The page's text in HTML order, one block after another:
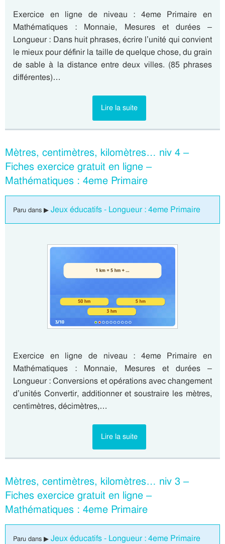
Exercice en ligne de niveau : 4eme Primaire en
Mathématiques : Monnaie, Mesures et durées –
Longueur : Dans huit phrases, écrire l’unité qui convient
le mieux pour définir la taille de quelque chose, du grain
de sable à la distance entre deux villes. (85 phrases
différentes)…
Lire la suite
Mètres, centimètres, kilomètres… niv 4 –
Fiches exercice gratuit en ligne –
Mathématiques : 4eme Primaire
Paru dans ▶ Jeux éducatifs - Longueur : 4eme Primaire
Exercice en ligne de niveau : 4eme Primaire en
Mathématiques : Monnaie, Mesures et durées –
Longueur : Conversions et opérations avec changement
d’unités Convertir, additionner et soustraire les mètres,
centimètres, décimètres,…
Lire la suite
Mètres, centimètres, kilomètres… niv 3 –
Fiches exercice gratuit en ligne –
Mathématiques : 4eme Primaire
Paru dans ▶ Jeux éducatifs - Longueur : 4eme Primaire